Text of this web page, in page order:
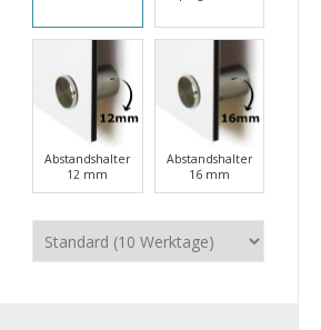
Abstandshalter
12 mm
Abstandshalter
16 mm